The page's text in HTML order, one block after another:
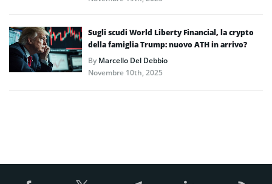
Sugli scudi World Liberty Financial, la crypto
della famiglia Trump: nuovo ATH in arrivo?
ByMarcello Del Debbio
Novembre 10th, 2025